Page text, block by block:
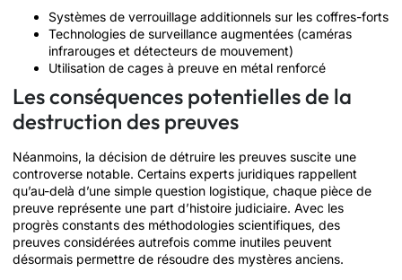
Systèmes de verrouillage additionnels sur les coffres-forts
Technologies de surveillance augmentées (caméras
infrarouges et détecteurs de mouvement)
Utilisation de cages à preuve en métal renforcé
Les conséquences potentielles de la
destruction des preuves
Néanmoins, la décision de détruire les preuves suscite une
controverse notable. Certains experts juridiques rappellent
qu’au-delà d’une simple question logistique, chaque pièce de
preuve représente une part d’histoire judiciaire. Avec les
progrès constants des méthodologies scientifiques, des
preuves considérées autrefois comme inutiles peuvent
désormais permettre de résoudre des mystères anciens.